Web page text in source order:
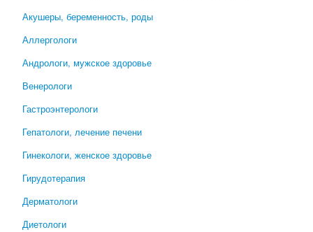
Акушеры, беременность, роды
Аллергологи
Андрологи, мужское здоровье
Венерологи
Гастроэнтерологи
Гепатологи, лечение печени
Гинекологи, женское здоровье
Гирудотерапия
Дерматологи
Диетологи